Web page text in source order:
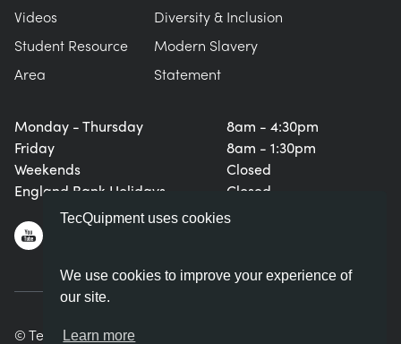
TecQuipment uses cookies
We use cookies to improve your experience of
our site.
Learn more
Monday - Thursday
Friday
Weekends
England Bank Holidays
8am - 4:30pm
8am - 1:30pm
Closed
Closed
Videos
Student Resource
Area
Diversity & Inclusion
Modern Slavery
Statement
© TecQuipment Ltd. All rights reserved.